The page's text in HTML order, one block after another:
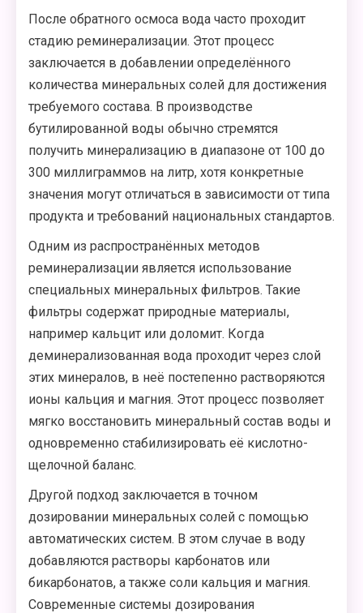
После обратного осмоса вода часто проходит
стадию реминерализации. Этот процесс
заключается в добавлении определённого
количества минеральных солей для достижения
требуемого состава. В производстве
бутилированной воды обычно стремятся
получить минерализацию в диапазоне от 100 до
300 миллиграммов на литр, хотя конкретные
значения могут отличаться в зависимости от типа
продукта и требований национальных стандартов.
Одним из распространённых методов
реминерализации является использование
специальных минеральных фильтров. Такие
фильтры содержат природные материалы,
например кальцит или доломит. Когда
деминерализованная вода проходит через слой
этих минералов, в неё постепенно растворяются
ионы кальция и магния. Этот процесс позволяет
мягко восстановить минеральный состав воды и
одновременно стабилизировать её кислотно-
щелочной баланс.
Другой подход заключается в точном
дозировании минеральных солей с помощью
автоматических систем. В этом случае в воду
добавляются растворы карбонатов или
бикарбонатов, а также соли кальция и магния.
Современные системы дозирования